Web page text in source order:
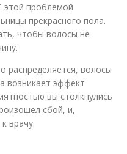
этой проблемой
прекрасного пола.
чтобы волосы не
распределяется, волосы
возникает эффект
вы столкнулись
сбой, и,
врачу.